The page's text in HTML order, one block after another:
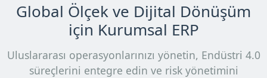
Global Ölçek ve Dijital Dönüşüm
için Kurumsal ERP
Uluslararası operasyonlarınızı yönetin, Endüstri 4.0
süreçlerini entegre edin ve risk yönetimini